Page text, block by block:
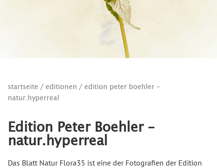
startseite / editionen / edition peter boehler –
natur.hyperreal
Edition Peter Boehler –
natur.hyperreal
Das Blatt Natur Flora35 ist eine der Fotografien der Edition